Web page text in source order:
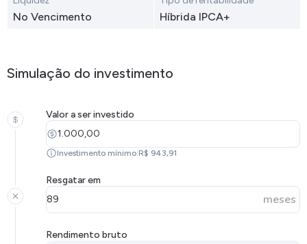
No Vencimento Híbrida IPCA+
Simulação do investimento
Valor a ser investido
Investimento mínimo:R$ 943,91
Resgatar em
meses
Rendimento bruto